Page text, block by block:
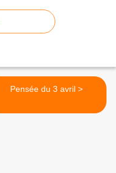
Pensée du 3 avril >